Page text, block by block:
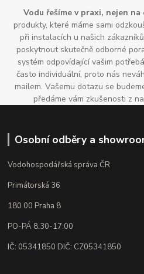
Vodu řešíme v praxi, nejen na
produkty, které máme sami
při instalacích u našich
poskytnout skutečně odborné
systém odpovídající vašim
často individuální, proto nás
mailem. Vašemu dotazu se
předáme vám zkušenosti z
Osobní odběry a
Vodohospodářská správa ČR
Primátorská 36
180 00 Praha 8
PO-PÁ 8:30-17:00
IČ: 05341850 DIČ: CZ05341850